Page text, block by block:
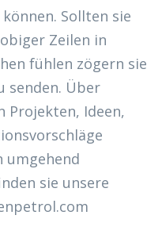
Sollten sie
Zeilen in
fühlen zögern sie
senden. Über
Projekten, Ideen,
umgehend
sie unsere